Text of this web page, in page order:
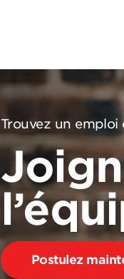
Trouvez un emploi
Postulez